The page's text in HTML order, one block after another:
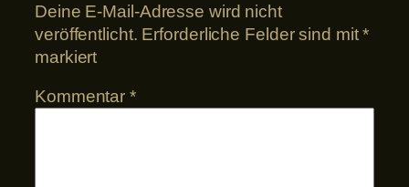
Deine E-Mail-Adresse wird nicht
veröffentlicht. Erforderliche Felder sind mit*
markiert
Kommentar*